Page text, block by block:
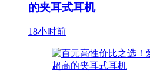
的夹耳式耳机
18小时前